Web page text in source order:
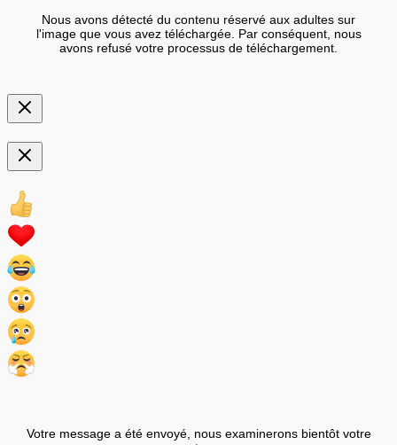
Nous avons détecté du contenu réservé aux adultes sur
l'image que vous avez téléchargée. Par conséquent, nous
avons refusé votre processus de téléchargement.
Votre message a été envoyé, nous examinerons bientôt votre